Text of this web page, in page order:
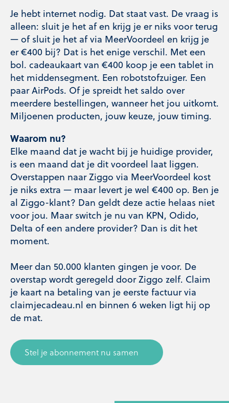
Je hebt internet nodig. Dat staat vast. De vraag is
alleen: sluit je het af en krijg je er niks voor terug
— of sluit je het af via MeerVoordeel en krijg je
er €400 bij? Dat is het enige verschil. Met een
bol. cadeaukaart van €400 koop je een tablet in
het middensegment. Een robotstofzuiger. Een
paar AirPods. Of je spreidt het saldo over
meerdere bestellingen, wanneer het jou uitkomt.
Miljoenen producten, jouw keuze, jouw timing.
Waarom nu?
Elke maand dat je wacht bij je huidige provider,
is een maand dat je dit voordeel laat liggen.
Overstappen naar Ziggo via MeerVoordeel kost
je niks extra — maar levert je wel €400 op. Ben je
al Ziggo-klant? Dan geldt deze actie helaas niet
voor jou. Maar switch je nu van KPN, Odido,
Delta of een andere provider? Dan is dit het
moment.
Meer dan 50.000 klanten gingen je voor. De
overstap wordt geregeld door Ziggo zelf. Claim
je kaart na betaling van je eerste factuur via
claimjecadeau.nl en binnen 6 weken ligt hij op
de mat.
Stel je abonnement nu samen